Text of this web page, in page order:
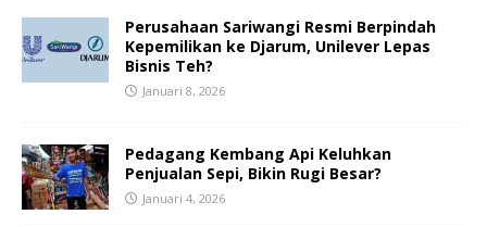
Perusahaan Sariwangi Resmi Berpindah
Kepemilikan ke Djarum, Unilever Lepas
Bisnis Teh?
Januari 8, 2026
Pedagang Kembang Api Keluhkan
Penjualan Sepi, Bikin Rugi Besar?
Januari 4, 2026